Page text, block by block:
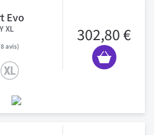
Evo
XL
8 avis
302,80 €